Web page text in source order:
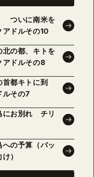
ついに南米を
ドルその10
北の都、キトを
ドルその8
首都キトに到
その7
にお別れ チリ
の予算（バッ
）